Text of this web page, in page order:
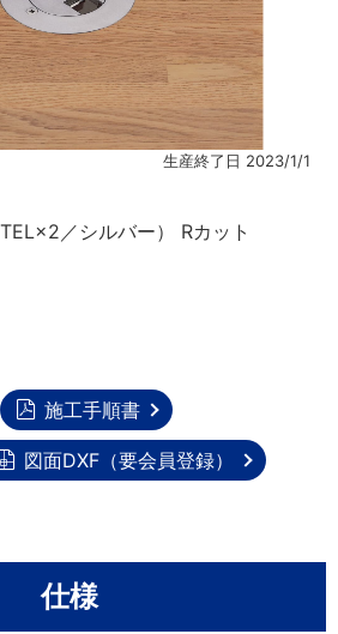
生産終了日 2023/1/1
／シルバー） Rカット
施工手順書
図面DXF（要会員登録）
仕様